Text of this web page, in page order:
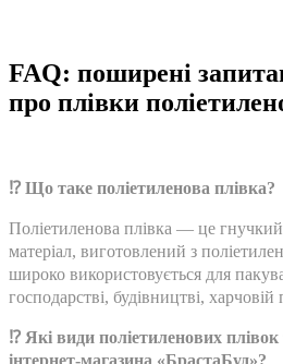
FAQ: поширені
про плівки
⁉️ Що таке поліетиленова плівка?
Поліетиленова плівка — це
матеріал, виготовлений з
широко використовується для
господарстві, будівництві,
⁉️ Які види поліетиленових плівок